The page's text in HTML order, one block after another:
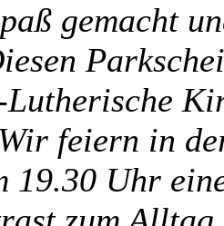
gemacht
feiern in
19.30 Uhr